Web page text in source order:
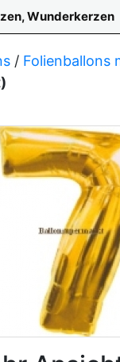
Wunderkerzen
/ Folienballons